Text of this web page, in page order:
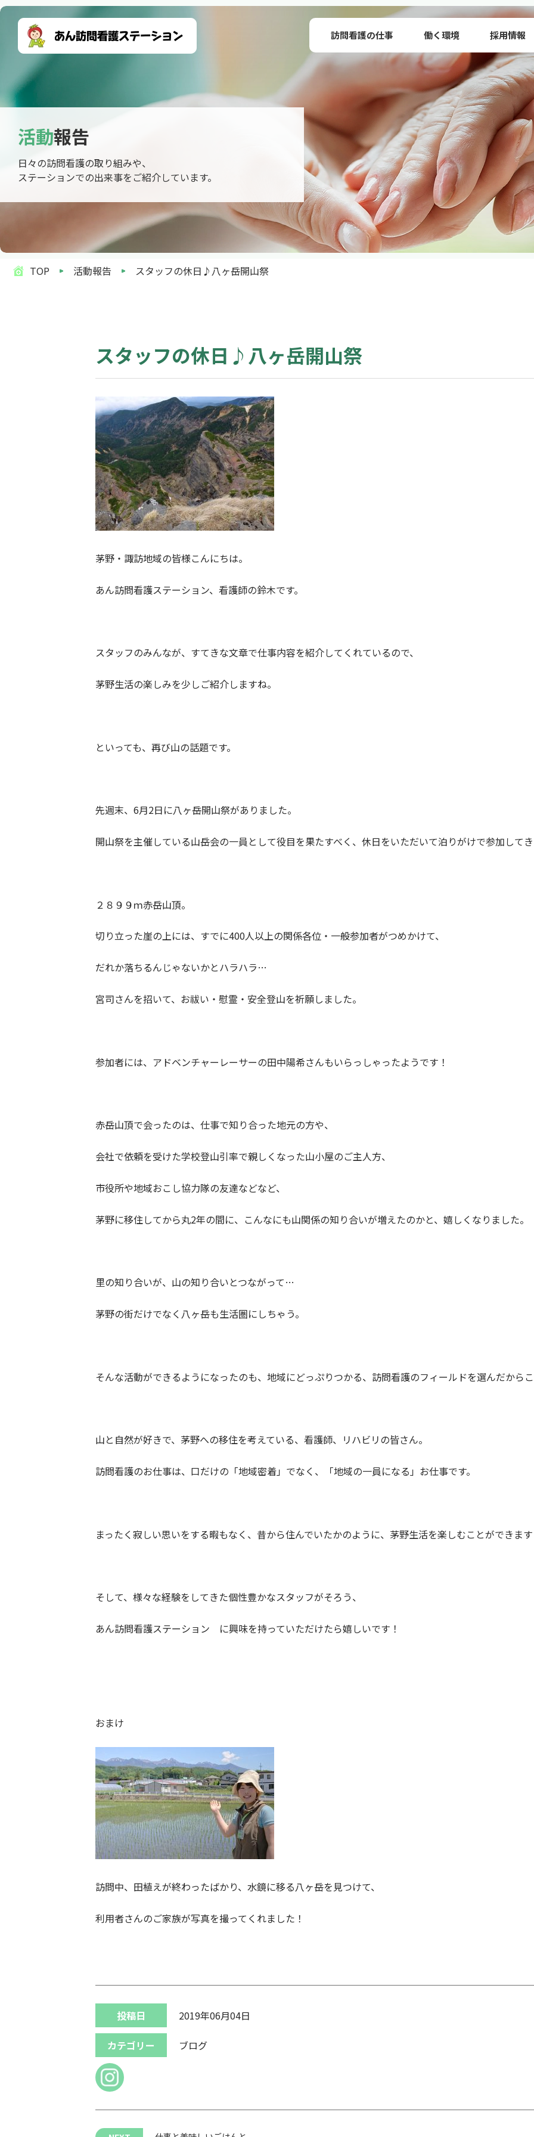
訪問看護の仕事 働く環境 採用情報
活動報告
日々の訪問看護の取り組みや、
ステーションでの出来事をご紹介しています。
TOP 活動報告 スタッフの休日♪八ヶ岳開山祭
スタッフの休日♪八ヶ岳開山祭
茅野・諏訪地域の皆様こんにちは。
あん訪問看護ステーション、看護師の鈴木です。
スタッフのみんなが、すてきな文章で仕事内容を紹介してくれているので、
茅野生活の楽しみを少しご紹介しますね。
といっても、再び山の話題です。
先週末、6月2日に八ヶ岳開山祭がありました。
開山祭を主催している山岳会の一員として役目を果たすべく、休日をいただいて泊りがけで参加して
２８９９ｍ赤岳山頂。
切り立った崖の上には、すでに400人以上の関係各位・一般参加者がつめかけて、
だれか落ちるんじゃないかとハラハラ…
宮司さんを招いて、お祓い・慰霊・安全登山を祈願しました。
参加者には、アドベンチャーレーサーの田中陽希さんもいらっしゃったようです！
赤岳山頂で会ったのは、仕事で知り合った地元の方や、
会社で依頼を受けた学校登山引率で親しくなった山小屋のご主人方、
市役所や地域おこし協力隊の友達などなど、
茅野に移住してから丸2年の間に、こんなにも山関係の知り合いが増えたのかと、嬉しくなりました。
里の知り合いが、山の知り合いとつながって…
茅野の街だけでなく八ヶ岳も生活圏にしちゃう。
そんな活動ができるようになったのも、地域にどっぷりつかる、訪問看護のフィールドを選んだから
山と自然が好きで、茅野への移住を考えている、看護師、リハビリの皆さん。
訪問看護のお仕事は、口だけの「地域密着」でなく、「地域の一員になる」お仕事です。
まったく寂しい思いをする暇もなく、昔から住んでいたかのように、茅野生活を楽しむことができま
そして、様々な経験をしてきた個性豊かなスタッフがそろう、
あん訪問看護ステーション に興味を持っていただけたら嬉しいです！
おまけ
訪問中、田植えが終わったばかり、水鏡に移る八ヶ岳を見つけて、
利用者さんのご家族が写真を撮ってくれました！
投稿日 2019年06月04日
カテゴリー ブログ